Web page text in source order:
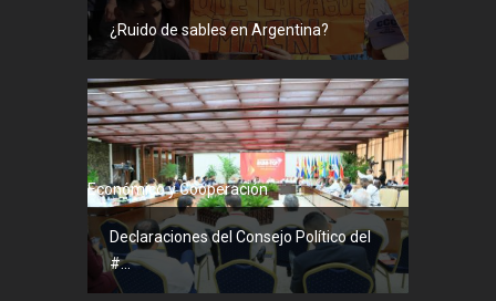
¿Ruido de sables en Argentina?
Económico y Cooperación
Declaraciones del Consejo Político del
#...